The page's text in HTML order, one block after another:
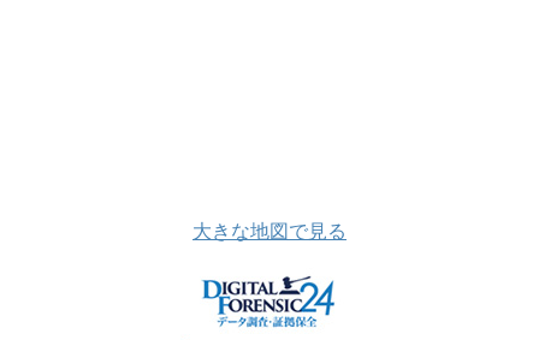
大きな地図で見る